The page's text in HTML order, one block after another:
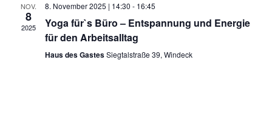
NOV.
8
2025
8. November 2025 | 14:30 - 16:45
Yoga für`s Büro – Entspannung und Energie
für den Arbeitsalltag
Haus des GastesSiegtalstraße 39, Windeck